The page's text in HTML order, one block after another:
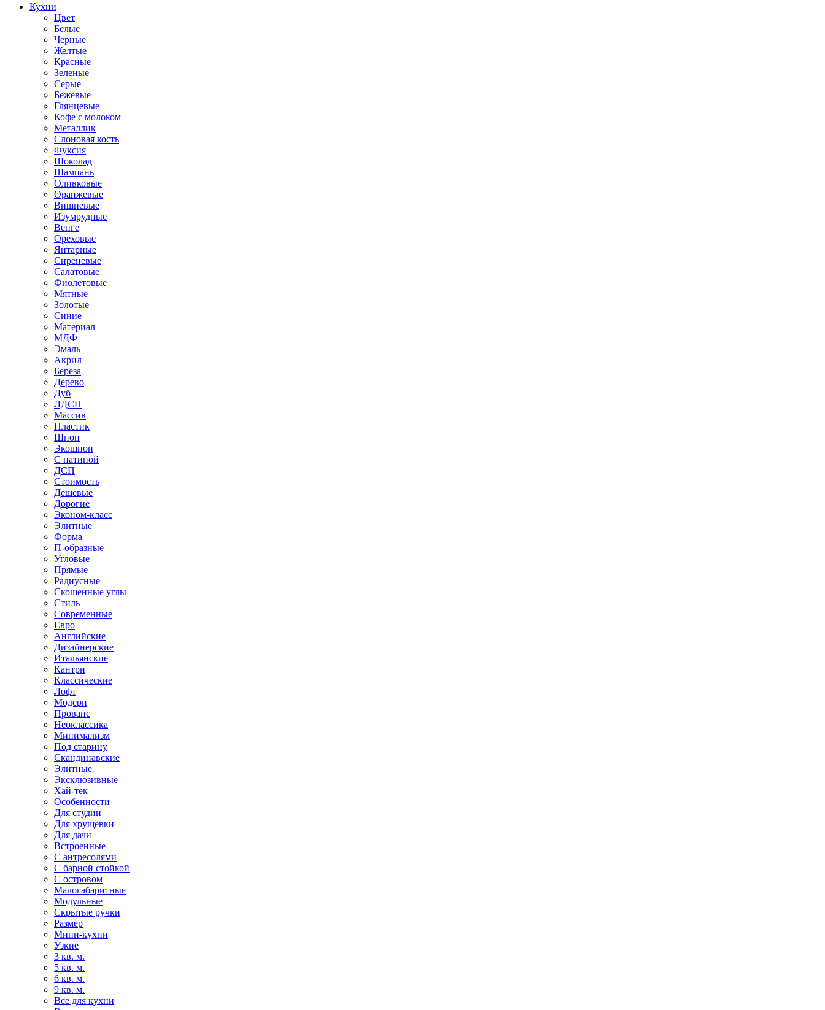
Кухни
Цвет
Белые
Черные
Желтые
Красные
Зеленые
Серые
Бежевые
Глянцевые
Кофе с молоком
Металлик
Слоновая кость
Фуксия
Шоколад
Шампань
Оливковые
Оранжевые
Вишневые
Изумрудные
Венге
Ореховые
Янтарные
Сиреневые
Салатовые
Фиолетовые
Мятные
Золотые
Синие
Материал
МДФ
Эмаль
Акрил
Береза
Дерево
Дуб
ЛДСП
Массив
Пластик
Шпон
Экошпон
С патиной
ДСП
Стоимость
Дешевые
Дорогие
Эконом-класс
Элитные
Форма
П-образные
Угловые
Прямые
Радиусные
Скошенные углы
Стиль
Современные
Евро
Английские
Дизайнерские
Итальянские
Кантри
Классические
Лофт
Модерн
Прованс
Неоклассика
Минимализм
Под старину
Скандинавские
Элитные
Эксклюзивные
Хай-тек
Особенности
Для студии
Для хрущевки
Для дачи
Встроенные
С антресолями
С барной стойкой
С островом
Малогабаритные
Модульные
Скрытые ручки
Размер
Мини-кухни
Узкие
3 кв. м.
5 кв. м.
6 кв. м.
9 кв. м.
Все для кухни